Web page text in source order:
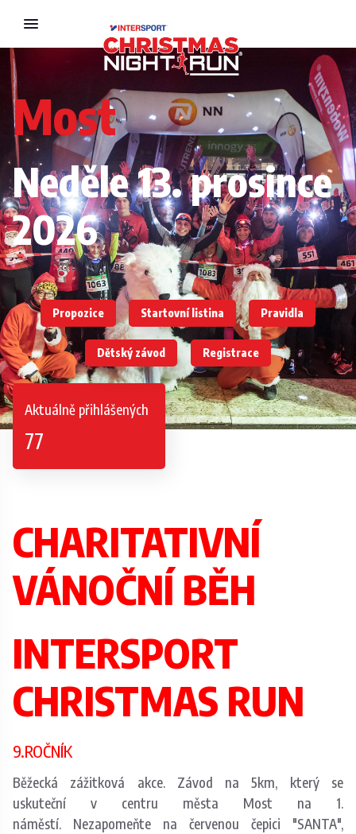
Most
Neděle 13. prosince
2026
Propozice Startovní listina Pravidla
Dětský závod Registrace
Aktuálně přihlášených
77
CHARITATIVNÍ
VÁNOČNÍ BĚH
INTERSPORT
CHRISTMAS RUN
9.ROČNÍK
Běžecká zážitková akce. Závod na 5km, který se
uskuteční v centru města Most na 1.
náměstí. Nezapomeňte na červenou čepici "SANTA",